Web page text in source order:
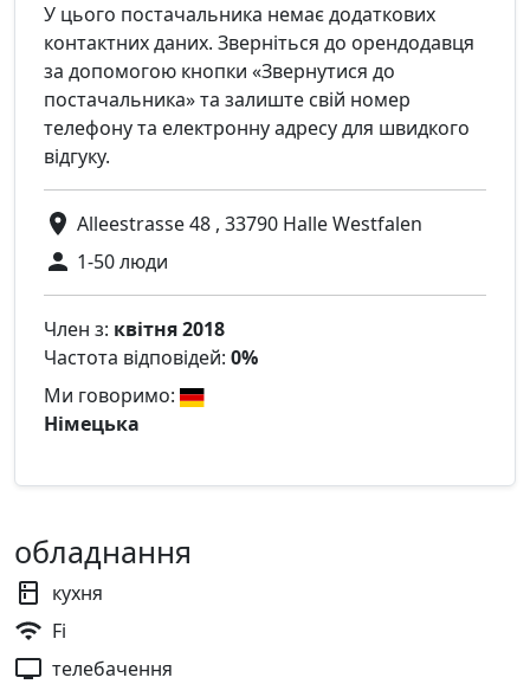
У цього постачальника немає додаткових
контактних даних. Зверніться до орендодавця
за допомогою кнопки «Звернутися до
постачальника» та залиште свій номер
телефону та електронну адресу для швидкого
відгуку.
Alleestrasse 48 , 33790 Halle Westfalen
1-50 люди
Член з: квітня 2018
Частота відповідей: 0%
Ми говоримо:
Німецька
обладнання
кухня
Fi
телебачення